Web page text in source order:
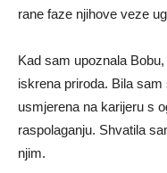
rane faze njihove veze
Kad sam upoznala
iskrena priroda. Bila
usmjerena na karijeru s
raspolaganju. Shvatila
njim.